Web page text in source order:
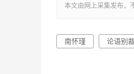
本文由网上采集发布
南怀瑾 论语别